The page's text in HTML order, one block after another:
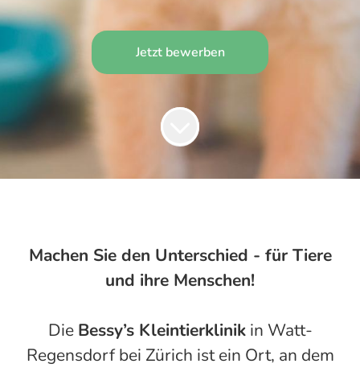
Jetzt bewerben
Machen Sie den Unterschied - für Tiere
und ihre Menschen!
Die Bessy’s Kleintierklinikin Watt-
Regensdorf bei Zürich ist ein Ort, an dem